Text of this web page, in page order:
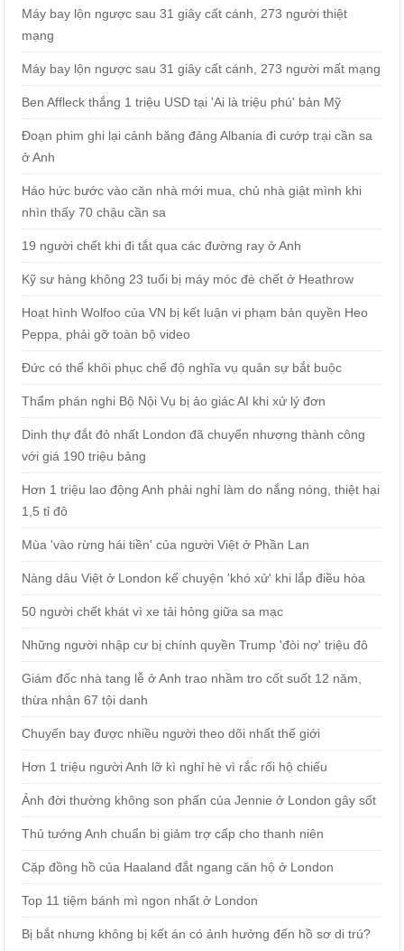
Máy bay lộn ngược sau 31 giây cất cánh, 273 người thiệt
mạng
Máy bay lộn ngược sau 31 giây cất cánh, 273 người mất mạng
Ben Affleck thắng 1 triệu USD tại 'Ai là triệu phú' bản Mỹ
Đoạn phim ghi lại cảnh băng đảng Albania đi cướp trại cần sa
ở Anh
Háo hức bước vào căn nhà mới mua, chủ nhà giật mình khi
nhìn thấy 70 chậu cần sa
19 người chết khi đi tắt qua các đường ray ở Anh
Kỹ sư hàng không 23 tuổi bị máy móc đè chết ở Heathrow
Hoạt hình Wolfoo của VN bị kết luận vi phạm bản quyền Heo
Peppa, phải gỡ toàn bộ video
Đức có thể khôi phục chế độ nghĩa vụ quân sự bắt buộc
Thẩm phán nghi Bộ Nội Vụ bị ảo giác AI khi xử lý đơn
Dinh thự đắt đỏ nhất London đã chuyển nhượng thành công
với giá 190 triệu bảng
Hơn 1 triệu lao động Anh phải nghỉ làm do nắng nóng, thiệt hại
1,5 tỉ đô
Mùa 'vào rừng hái tiền' của người Việt ở Phần Lan
Nàng dâu Việt ở London kể chuyện 'khó xử' khi lắp điều hòa
50 người chết khát vì xe tải hỏng giữa sa mạc
Những người nhập cư bị chính quyền Trump 'đòi nợ' triệu đô
Giám đốc nhà tang lễ ở Anh trao nhầm tro cốt suốt 12 năm,
thừa nhận 67 tội danh
Chuyến bay được nhiều người theo dõi nhất thế giới
Hơn 1 triệu người Anh lỡ kì nghỉ hè vì rắc rối hộ chiếu
Ảnh đời thường không son phấn của Jennie ở London gây sốt
Thủ tướng Anh chuẩn bị giảm trợ cấp cho thanh niên
Cặp đồng hồ của Haaland đắt ngang căn hộ ở London
Top 11 tiệm bánh mì ngon nhất ở London
Bị bắt nhưng không bị kết án có ảnh hưởng đến hồ sơ di trú?